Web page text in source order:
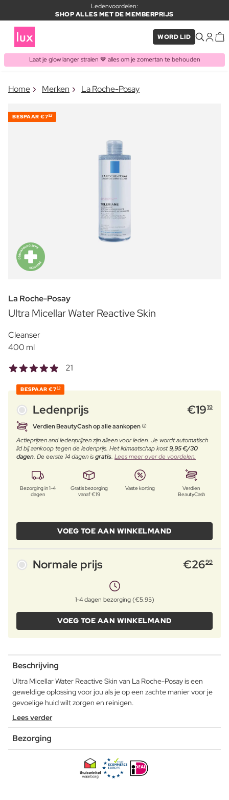
Ledenvoordelen:
SHOP ALLES MET DE MEMBERPRIJS
WORD LID
Laat je glow langer stralen 🤎 alles om je zomertan te behouden
ITEM TOEGEVOEGD AAN
Vaak samen gekocht met
Home Merken La Roche-Posay
BESPAAR €780
La Roche-Posay
Ultra Micellar Water Reactive Skin
Cleanser
400 ml
21
BESPAAR €780
Ledenprijs €1919
Verdien BeautyCash op alle aankopen
Actieprijzen and ledenprijzen zijn alleen voor leden. Je wordt automatisch
lid bij aankoop tegen de ledenprijs. Het lidmaatschap kost9,95 €/30
dagen. De eerste 14 dagen isgratis. Lees meer over de voordelen.
Bezorging in 1-4
dagen
Gratis bezorging
vanaf €19
Vaste korting
Verdien
BeautyCash
VOEG TOE AAN WINKELMAND
Normale prijs €2699
1-4 dagen bezorging (€5.95)
VOEG TOE AAN WINKELMAND
Beschrijving
Ultra Micellar Water Reactive Skin van La Roche-Posay is een
geweldige oplossing voor jou als je op een zachte manier voor je
gevoelige huid wilt zorgen en reinigen.
Lees verder
Bezorging